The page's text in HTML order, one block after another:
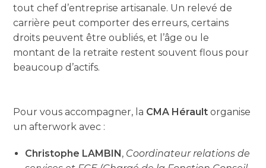
tout chef d’entreprise artisanale. Un relevé de
carrière peut comporter des erreurs, certains
droits peuvent être oubliés, et l’âge ou le
montant de la retraite restent souvent flous pour
beaucoup d’actifs.
Pour vous accompagner, la CMA Hérault organise
un afterwork avec :
Christophe LAMBIN , Coordinateur relations de